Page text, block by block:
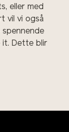
eller med
vil vi også
it. Dette blir